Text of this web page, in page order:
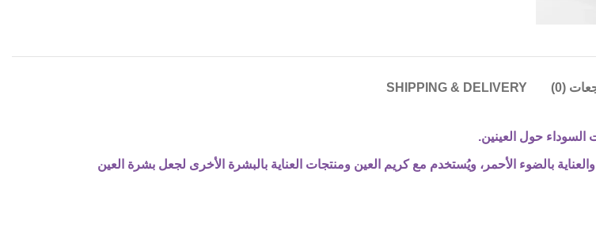
(0)
SHIPPING & DELIVERY
السوداء حول العينين.
بالضوء الأحمر، ويُستخدم مع كريم العين ومنتجات العناية بالبشرة الأخرى لجعل بشرة العين